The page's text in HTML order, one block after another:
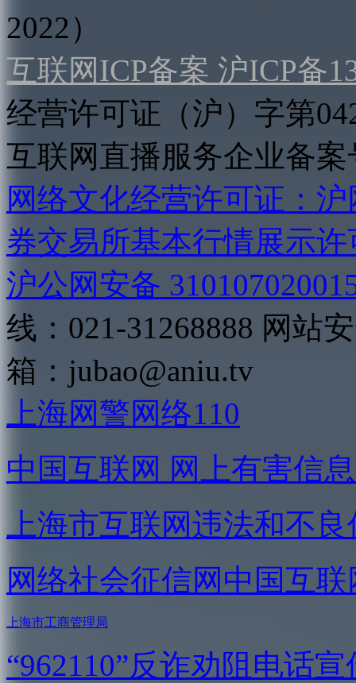
2022）
互联网ICP备案 沪ICP备
经营许可证（沪）字第
互联网直播服务企业备案
网络文化经营许可证：
券交易所基本行情展示许
沪公网安备
线：021-31268888 网站
箱： jubao@aniu.tv
上海网警网络110
中国互联网 网上有害信
上海市互联网违法和不
网络社会征信网 中国互
上海市工商管理局
“962110”反诈劝阻电话宣